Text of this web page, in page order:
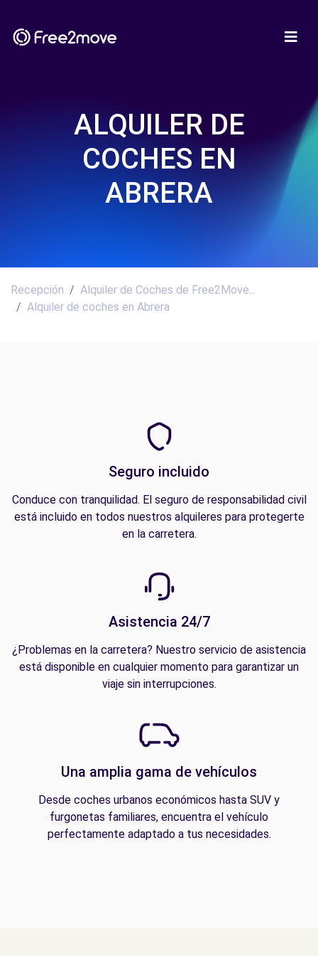
ALQUILER DE
COCHES EN
ABRERA
Recepción
Alquiler de Coches de Free2Move...
Alquiler de coches en Abrera
Seguro incluido
Conduce con tranquilidad. El seguro de responsabilidad civil
está incluido en todos nuestros alquileres para protegerte
en la carretera.
Asistencia 24/7
¿Problemas en la carretera? Nuestro servicio de asistencia
está disponible en cualquier momento para garantizar un
viaje sin interrupciones.
Una amplia gama de vehículos
Desde coches urbanos económicos hasta SUV y
furgonetas familiares, encuentra el vehículo
perfectamente adaptado a tus necesidades.